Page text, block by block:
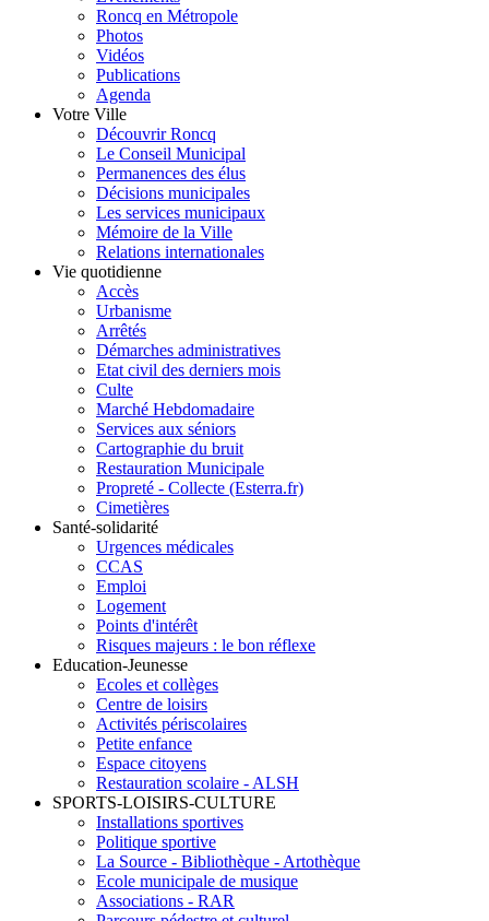
Roncq en Métropole
Photos
Vidéos
Publications
Agenda
Votre Ville
Découvrir Roncq
Le Conseil Municipal
Permanences des élus
Décisions municipales
Les services municipaux
Mémoire de la Ville
Relations internationales
Vie quotidienne
Accès
Urbanisme
Arrêtés
Démarches administratives
Etat civil des derniers mois
Culte
Marché Hebdomadaire
Services aux séniors
Cartographie du bruit
Restauration Municipale
Propreté - Collecte (Esterra.fr)
Cimetières
Santé-solidarité
Urgences médicales
CCAS
Emploi
Logement
Points d'intérêt
Risques majeurs : le bon réflexe
Education-Jeunesse
Ecoles et collèges
Centre de loisirs
Activités périscolaires
Petite enfance
Espace citoyens
Restauration scolaire - ALSH
SPORTS-LOISIRS-CULTURE
Installations sportives
Politique sportive
La Source - Bibliothèque - Artothèque
Ecole municipale de musique
Associations - RAR